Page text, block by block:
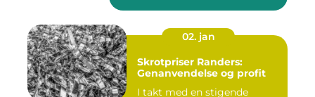
02. jan
Skrotpriser Randers:
Genanvendelse og profit
I takt med en stigende